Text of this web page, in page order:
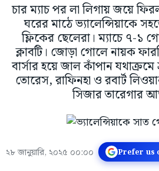
চার ম্যাচ পর লা লিগায় জয়ে
ঘরের মাঠে ভ্যালেন্সিয়াকে
ফ্লিকের ছেলেরা। ম্যাচে ৭-১
ক্লাবটি। জোড়া গোলে নায়ক
বার্সার হয়ে জাল কাঁপান যথাক্রমে
তোরেস, রাফিনহা ও রবার্ট
সিজার তারেগার
২৮ জানুয়ারি, ২০২৫ ০০:০০ Prefer us